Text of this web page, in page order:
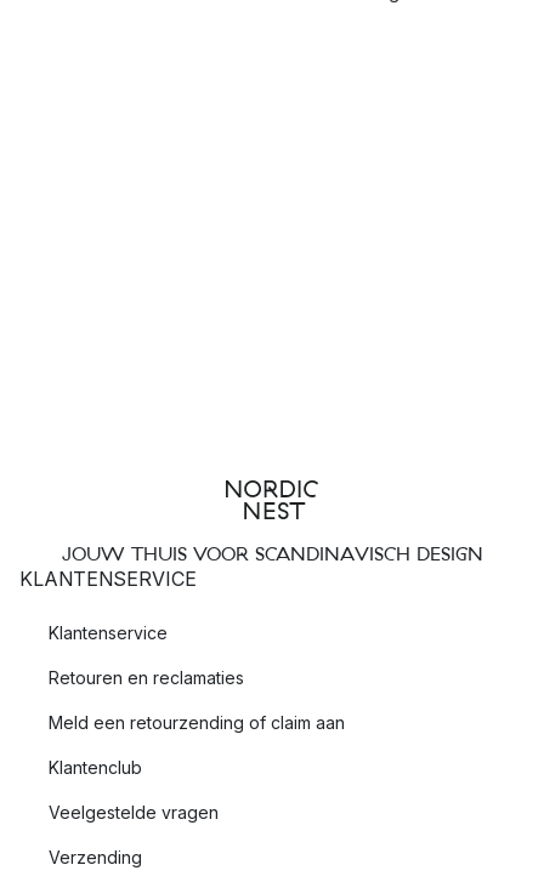
JOUW THUIS VOOR SCANDINAVISCH DESIGN
KLANTENSERVICE
Klantenservice
Retouren en reclamaties
Meld een retourzending of claim aan
Klantenclub
Veelgestelde vragen
Verzending